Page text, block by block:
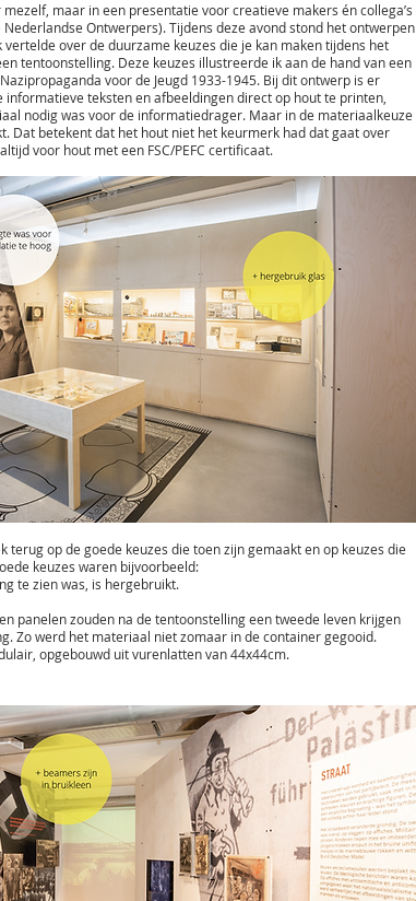
maar in een presentatie voor creatieve makers én collega’s
Ontwerpers). Tijdens deze avond stond het ontwerpen
over de duurzame keuzes die je kan maken tijdens het
tentoonstelling. Deze keuzes illustreerde ik aan de hand van een
voor de Jeugd 1933-1945. Bij dit ontwerp is er
informatieve teksten en afbeeldingen direct op hout te printen,
nodig was voor de informatiedrager. Maar in de materiaalkeuze
Dat betekent dat het hout niet het keurmerk had dat gaat over
voor hout met een FSC/PEFC certificaat.
terug op de goede keuzes die toen zijn gemaakt en op keuzes die
keuzes waren bijvoorbeeld:
te zien was, is hergebruikt.
panelen zouden na de tentoonstelling een tweede leven krijgen
Zo werd het materiaal niet zomaar in de container gegooid.
opgebouwd uit vurenlatten van 44x44cm.